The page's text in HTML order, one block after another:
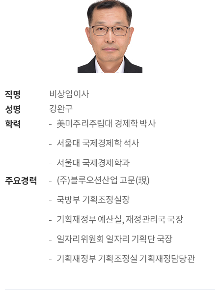
직명 비상임이사
성명 강완구
학력
美미주리주립대 경제학 박사
서울대 국제경제학 석사
서울대 국제경제학과
주요경력
(주)블루오션산업 고문(現)
국방부 기획조정실장
기획재정부 예산실, 재정관리국 국장
일자리위원회 일자리 기획단 국장
기획재정부 기획조정실 기획재정담당관